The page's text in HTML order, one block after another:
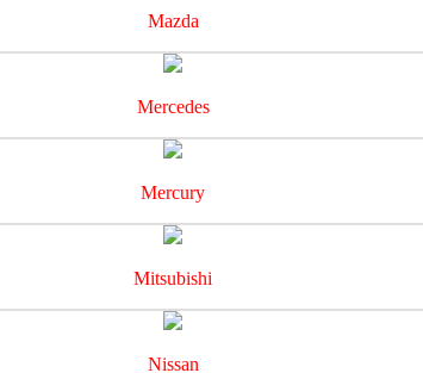
Mazda
Mercedes
Mercury
Mitsubishi
Nissan